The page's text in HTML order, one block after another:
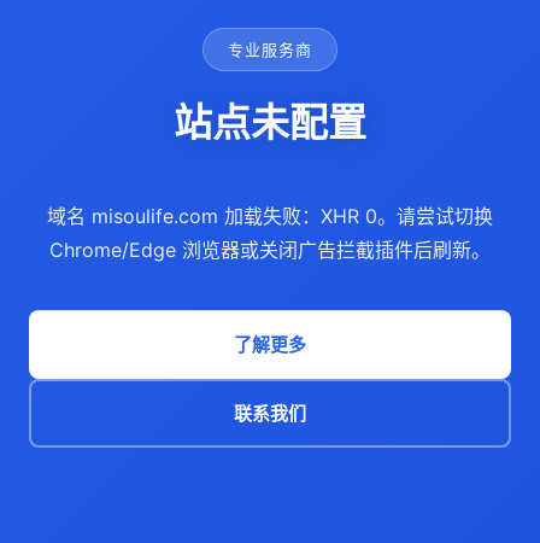
专业服务商
站点未配置
域名 misoulife.com 加载失败：XHR 0。请尝试切换
Chrome/Edge 浏览器或关闭广告拦截插件后刷新。
了解更多
联系我们